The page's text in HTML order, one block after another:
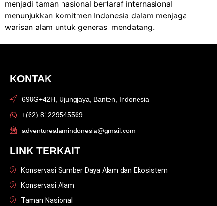
menjadi taman nasional bertaraf internasional
menunjukkan komitmen Indonesia dalam menjaga
warisan alam untuk generasi mendatang.
KONTAK
698G+42H, Ujungjaya, Banten, Indonesia
+(62) 81229545569
adventurealamindonesia@gmail.com
LINK TERKAIT
Konservasi Sumber Daya Alam dan Ekosistem
Konservasi Alam
Taman Nasional